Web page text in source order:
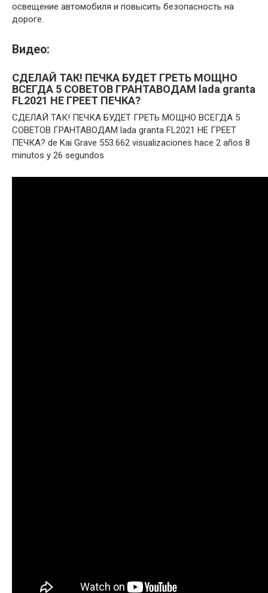
освещение автомобиля и повысить безопасность на
дороге.
Видео:
СДЕЛАЙ ТАК! ПЕЧКА БУДЕТ ГРЕТЬ МОЩНО
ВСЕГДА 5 СОВЕТОВ ГРАНТАВОДАМ lada granta
FL2021 НЕ ГРЕЕТ ПЕЧКА?
СДЕЛАЙ ТАК! ПЕЧКА БУДЕТ ГРЕТЬ МОЩНО ВСЕГДА 5
СОВЕТОВ ГРАНТАВОДАМ lada granta FL2021 НЕ ГРЕЕТ
ПЕЧКА? de Kai Grave 553.662 visualizaciones hace 2 años 8
minutos y 26 segundos